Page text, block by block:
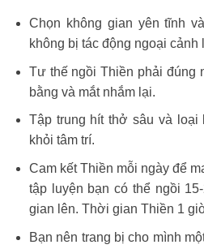
Chọn không gian yên tĩnh
không bị tác động ngoại
Tư thế ngồi Thiền phải đúng
bằng và mắt nhắm lại.
Tập trung hít thở sâu và loại
khỏi tâm trí.
Cam kết Thiền mỗi ngày để
tập luyện bạn có thể ngồi
gian lên. Thời gian Thiền 1
Bạn nên trang bị cho mình